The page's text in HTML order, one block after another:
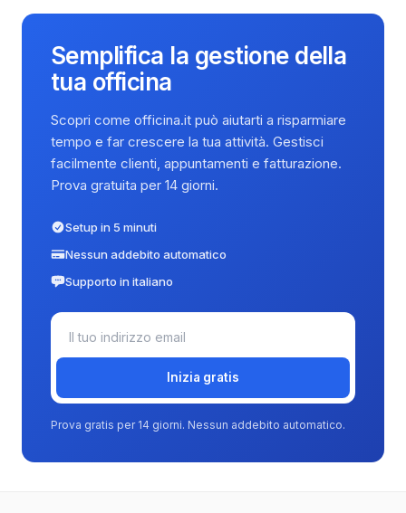
Semplifica la gestione della
tua officina
Scopri come officina.it può aiutarti a risparmiare
tempo e far crescere la tua attività. Gestisci
facilmente clienti, appuntamenti e fatturazione.
Prova gratuita per 14 giorni.
Setup in 5 minuti
Nessun addebito automatico
Supporto in italiano
Inizia gratis
Prova gratis per 14 giorni. Nessun addebito automatico.